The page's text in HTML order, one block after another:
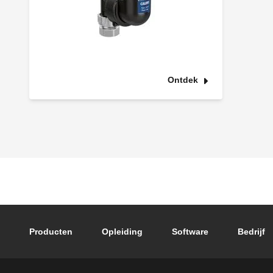
Ontdek
Footer main navigation
Producten Opleiding Software Bedrijf